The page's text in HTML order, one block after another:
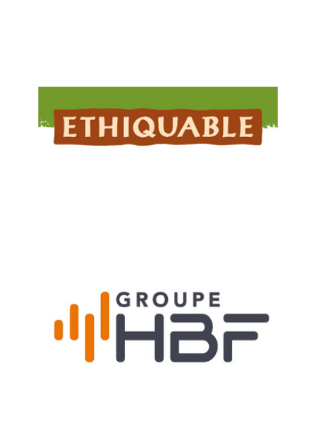
Denjean Logistique prend en charge les produits alimentaires bio
issus du commerce équitable.
GROUPE HBF, LOGISTIQUE DISTRIBUTION
Denjean Logistique participe à l'optimisation de la supply chain
pour une distribution plus performante auprès des magasins.